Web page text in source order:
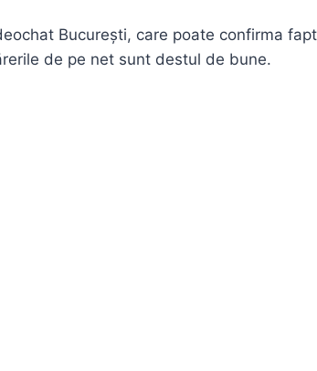
București, care poate confirma
de pe net sunt destul de bune.